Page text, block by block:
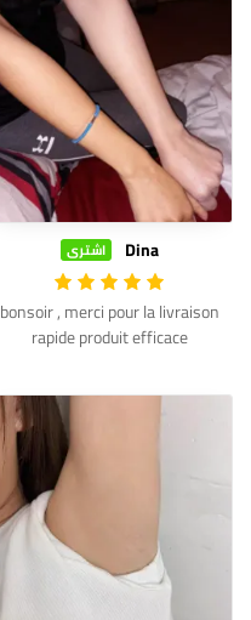
Dina اشترى
bonsoir , merci pour la livraison
rapide produit efficace